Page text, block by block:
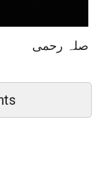
صلہ رحمی